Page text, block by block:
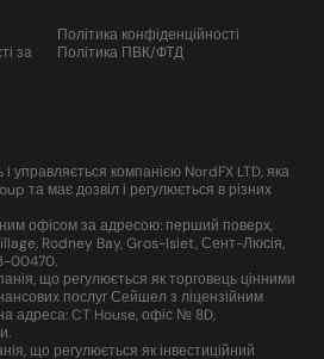
за
Політика конфіденційності
Політика ПВК/ФТД
управляється компанією NordFX LTD, яка
та має дозвіл і регулюється в різних
офісом за адресою: перший поверх,
Rodney Bay, Gros-Islet, Сент-Люсія,
00470.
що регулюється як торговець цінними
послуг Сейшел з ліцензійним
адреса: CT House, офіс № 8D,
що регулюється як інвестиційний